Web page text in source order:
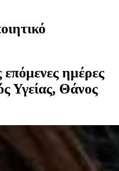
επόμενες ημέρες
Υγείας, Θάνος